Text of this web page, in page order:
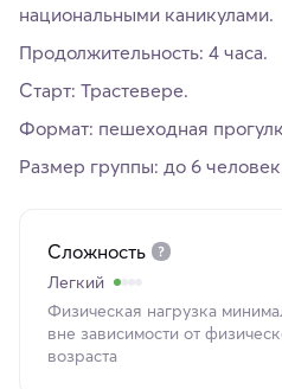
национальными каникулами.
Продолжительность: 4 часа.
Старт: Трастевере.
Формат: пешеходная
Размер группы: до 6
Сложность
Легкий
Физическая нагрузка
вне зависимости от
возраста